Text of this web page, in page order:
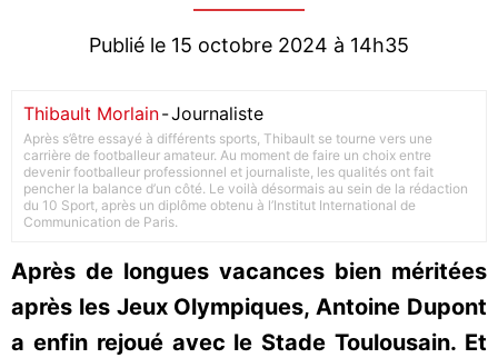
Publié le 15 octobre 2024 à 14h35
Thibault Morlain-Journaliste
Après s’être essayé à différents sports, Thibault se tourne vers une
carrière de footballeur amateur. Au moment de faire un choix entre
devenir footballeur professionnel et journaliste, les qualités ont fait
pencher la balance d’un côté. Le voilà désormais au sein de la rédaction
du 10 Sport, après un diplôme obtenu à l’Institut International de
Communication de Paris.
Après de longues vacances bien méritées
après les Jeux Olympiques, Antoine Dupont
a enfin rejoué avec le Stade Toulousain. Et